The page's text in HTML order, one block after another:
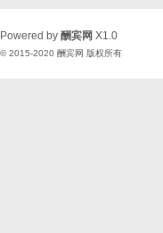
Powered by 酬宾网 X1.0
© 2015-2020 酬宾网 版权所有